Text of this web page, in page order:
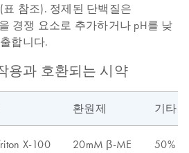
참조). 정제된 단백질은
경쟁 요소로 추가하거나 pH를 낮
합니다.
용과 호환되는 시약
환원제 기타
X-100 20mM β-ME 50%